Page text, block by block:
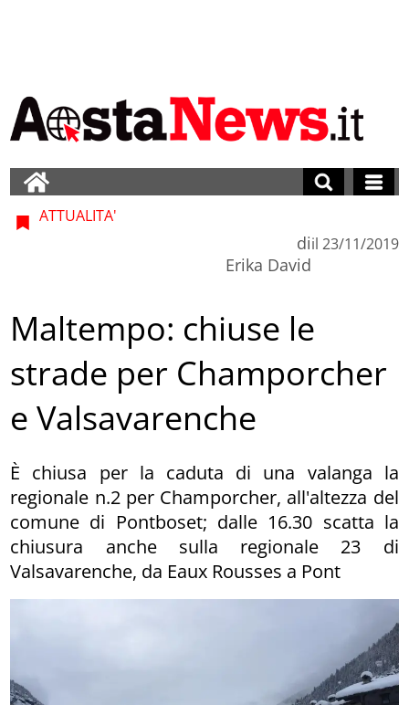
ATTUALITA'
di
Erika David
il 23/11/2019
Maltempo: chiuse le
strade per Champorcher
e Valsavarenche
È chiusa per la caduta di una valanga la
regionale n.2 per Champorcher, all'altezza del
comune di Pontboset; dalle 16.30 scatta la
chiusura anche sulla regionale 23 di
Valsavarenche, da Eaux Rousses a Pont